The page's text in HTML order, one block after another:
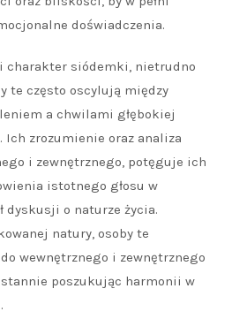
doświadczenia.
i charakter siódemki, nietrudno
te często oscylują między
a chwilami głębokiej
Ich zrozumienie oraz analiza
i zewnętrznego, potęguje ich
istotnego głosu w
dyskusji o naturze życia.
natury, osoby te
wewnętrznego i zewnętrznego
poszukując harmonii w